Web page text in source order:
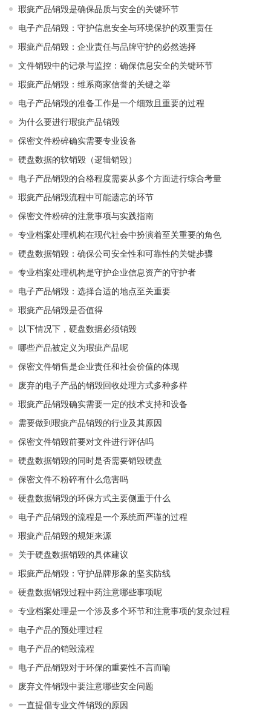
瑕疵产品销毁是确保品质与安全的关键环节
电子产品销毁：守护信息安全与环境保护的双重责任
瑕疵产品销毁：企业责任与品牌守护的必然选择
文件销毁中的记录与监控：确保信息安全的关键环节
瑕疵产品销毁：维系商家信誉的关键之举
电子产品销毁的准备工作是一个细致且重要的过程
为什么要进行瑕疵产品销毁
保密文件粉碎确实需要专业设备
硬盘数据的软销毁（逻辑销毁）
电子产品销毁的合格程度需要从多个方面进行综合考量
瑕疵产品销毁流程中可能遗忘的环节
保密文件粉碎的注意事项与实践指南
专业档案处理机构在现代社会中扮演着至关重要的角色
硬盘数据销毁：确保公司安全性和可靠性的关键步骤
专业档案处理机构是守护企业信息资产的守护者
电子产品销毁：选择合适的地点至关重要
瑕疵产品销毁是否值得
以下情况下，硬盘数据必须销毁
哪些产品被定义为瑕疵产品呢
保密文件销售是企业责任和社会价值的体现
废弃的电子产品的销毁回收处理方式多种多样
瑕疵产品销毁确实需要一定的技术支持和设备
需要做到瑕疵产品销毁的行业及其原因
保密文件销毁前要对文件进行评估吗
硬盘数据销毁的同时是否需要销毁硬盘
保密文件不粉碎有什么危害吗
硬盘数据销毁的环保方式主要侧重于什么
电子产品销毁的流程是一个系统而严谨的过程
瑕疵产品销毁的规矩来源
关于硬盘数据销毁的具体建议
瑕疵产品销毁：守护品牌形象的坚实防线
硬盘数据销毁过程中药注意哪些事项呢
专业档案处理是一个涉及多个环节和注意事项的复杂过程
电子产品的预处理过程
电子产品的销毁流程
电子产品销毁对于环保的重要性不言而喻
废弃文件销毁中要注意哪些安全问题
一直提倡专业文件销毁的原因